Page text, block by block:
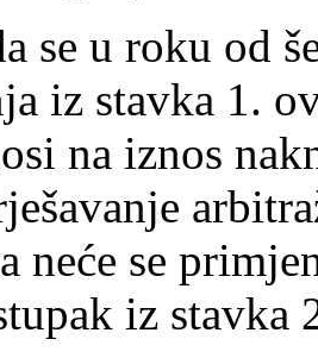
se u roku od
iz stavka 1.
na iznos
neće se
iz stavka